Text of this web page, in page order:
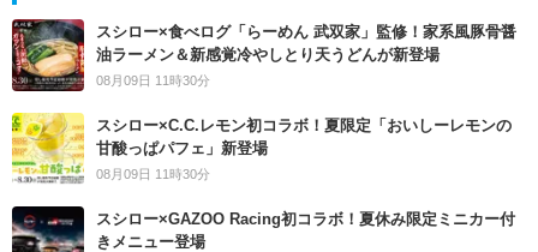
スシロー×食べログ「らーめん 武双家」監修！家系風豚骨醤
油ラーメン＆新感覚冷やしとり天うどんが新登場
08月09日 11時30分
スシロー×C.C.レモン初コラボ！夏限定「おいしーレモンの
甘酸っぱパフェ」新登場
08月09日 11時30分
スシロー×GAZOO Racing初コラボ！夏休み限定ミニカー付
きメニュー登場